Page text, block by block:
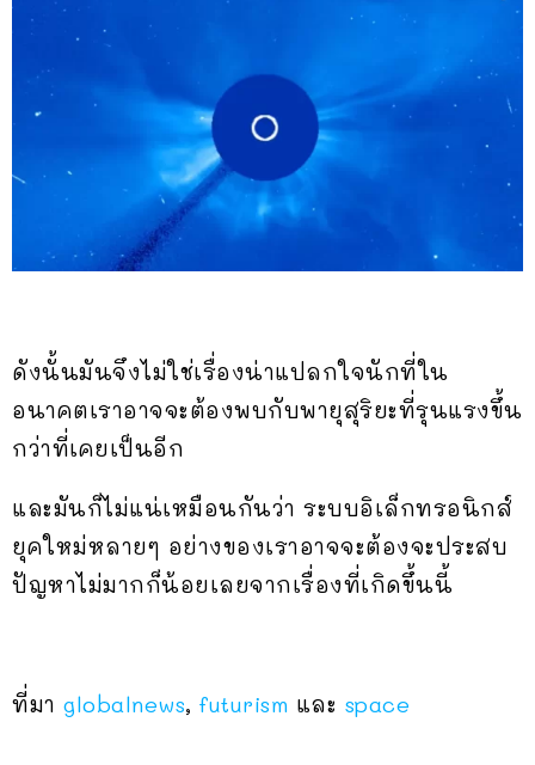
ดังนั้นมันจึงไม่ใช่เรื่องน่าแปลกใจนักที่ใน
อนาคตเราอาจจะต้องพบกับพายุสุริยะที่รุนแรงขึ้น
กว่าที่เคยเป็นอีก
และมันก็ไม่แน่เหมือนกันว่า ระบบอิเล็กทรอนิกส์
ยุคใหม่หลายๆ อย่างของเราอาจจะต้องจะประสบ
ปัญหาไม่มากก็น้อยเลยจากเรื่องที่เกิดขึ้นนี้
ที่มา globalnews, futurism และ space